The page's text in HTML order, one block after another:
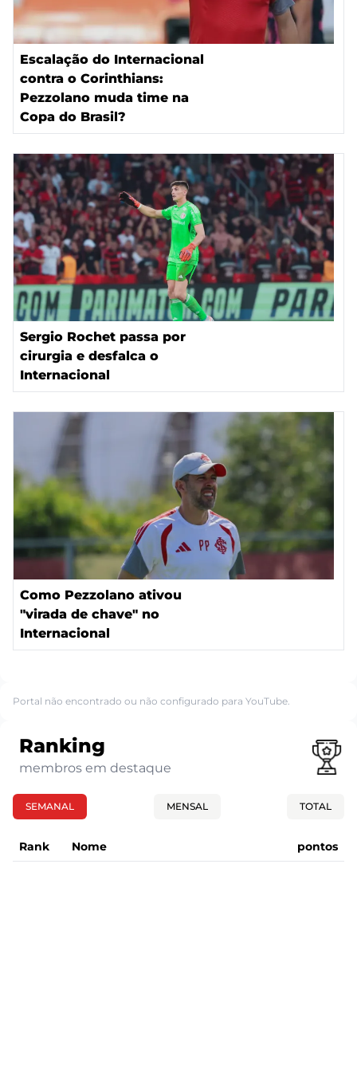
Escalação do Internacional
contra o Corinthians:
Pezzolano muda time na
Copa do Brasil?
Sergio Rochet passa por
cirurgia e desfalca o
Internacional
Como Pezzolano ativou
"virada de chave" no
Internacional
Portal não encontrado ou não configurado para YouTube.
Ranking
membros em destaque
SEMANAL MENSAL TOTAL
Rank Nome pontos